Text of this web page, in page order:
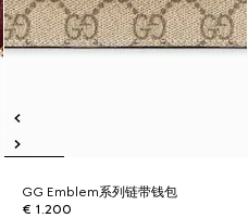
GG Emblem系列链带钱包
€ 1.200